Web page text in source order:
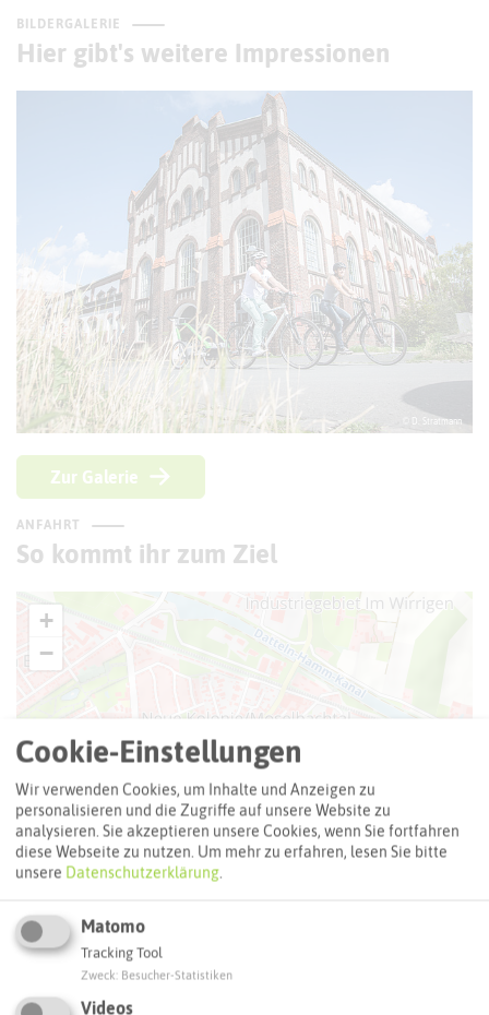
BILDERGALERIE
Hier gibt's weitere Impressionen
© D. Stratmann
Zur Galerie
ANFAHRT
So kommt ihr zum Ziel
+
−
Cookie-Einstellungen
Wir verwenden Cookies, um Inhalte und Anzeigen zu
personalisieren und die Zugriffe auf unsere Website zu
analysieren. Sie akzeptieren unsere Cookies, wenn Sie fortfahren
diese Webseite zu nutzen. Um mehr zu erfahren, lesen Sie bitte
unsere Datenschutzerklärung.
Matomo
Tracking Tool
Zweck Besucher-Statistiken
Videos